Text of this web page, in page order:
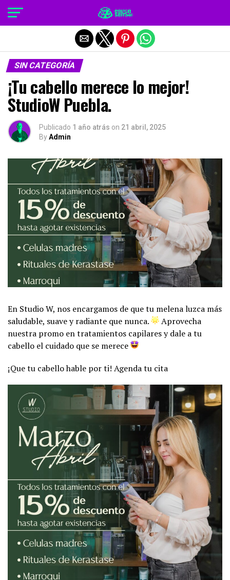
SIN CATEGORÍA
¡Tu cabello merece lo mejor!
StudioW Puebla.
Publicado 1 año atrás on 21 abril, 2025
ByAdmin
En Studio W, nos encargamos de que tu melena luzca más
saludable, suave y radiante que nunca.
Aprovecha
nuestra promo en tratamientos capilares y dale a tu
cabello el cuidado que se merece
¡Que tu cabello hable por ti! Agenda tu cita
Salir de la versión móvil